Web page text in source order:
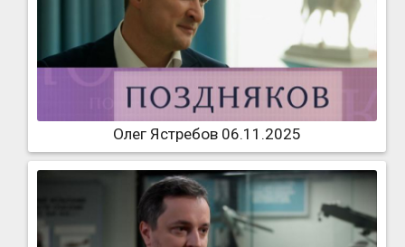
Олег Ястребов 06.11.2025